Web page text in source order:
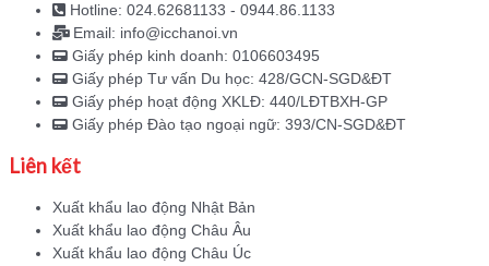
Hotline: 024.62681133 - 0944.86.1133
Email: info@icchanoi.vn
Giấy phép kinh doanh: 0106603495
Giấy phép Tư vấn Du học: 428/GCN-SGD&ĐT
Giấy phép hoạt động XKLĐ: 440/LĐTBXH-GP
Giấy phép Đào tạo ngoại ngữ: 393/CN-SGD&ĐT
Liên kết
Xuất khẩu lao động Nhật Bản
Xuất khẩu lao động Châu Âu
Xuất khẩu lao động Châu Úc